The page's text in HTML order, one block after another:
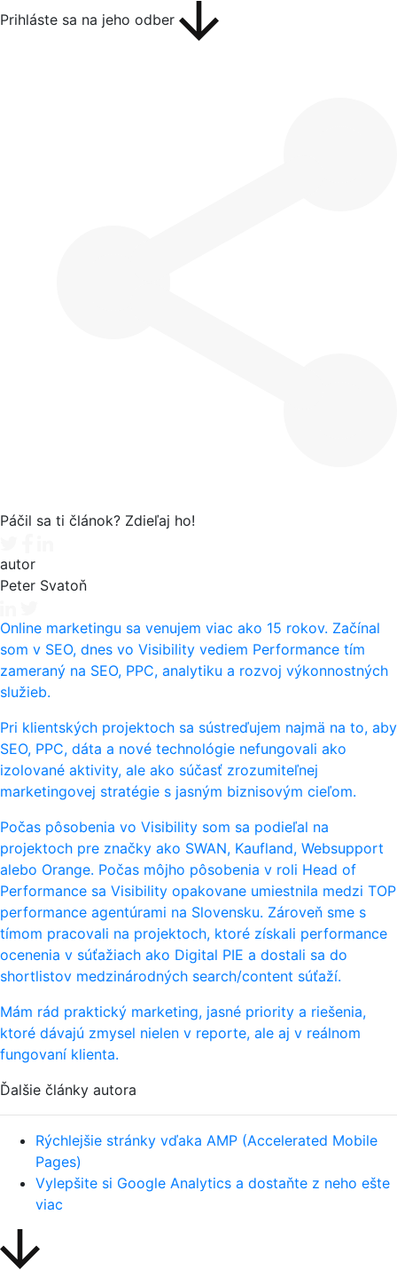
Prihláste sa na jeho odber
Páčil sa ti článok? Zdieľaj ho!
autor
Peter Svatoň
Online marketingu sa venujem viac ako 15 rokov. Začínal
som v SEO, dnes vo Visibility vediem Performance tím
zameraný na SEO, PPC, analytiku a rozvoj výkonnostných
služieb.
Pri klientských projektoch sa sústreďujem najmä na to, aby
SEO, PPC, dáta a nové technológie nefungovali ako
izolované aktivity, ale ako súčasť zrozumiteľnej
marketingovej stratégie s jasným biznisovým cieľom.
Počas pôsobenia vo Visibility som sa podieľal na
projektoch pre značky ako SWAN, Kaufland, Websupport
alebo Orange. Počas môjho pôsobenia v roli Head of
Performance sa Visibility opakovane umiestnila medzi TOP
performance agentúrami na Slovensku. Zároveň sme s
tímom pracovali na projektoch, ktoré získali performance
ocenenia v súťažiach ako Digital PIE a dostali sa do
shortlistov medzinárodných search/content súťaží.
Mám rád praktický marketing, jasné priority a riešenia,
ktoré dávajú zmysel nielen v reporte, ale aj v reálnom
fungovaní klienta.
Ďalšie články autora
Rýchlejšie stránky vďaka AMP (Accelerated Mobile
Pages)
Vylepšite si Google Analytics a dostaňte z neho ešte
viac